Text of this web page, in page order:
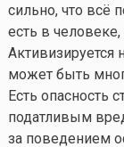
сильно, что всё
есть в человеке,
Активизируется
может быть
Есть опасность
податливым
за поведением